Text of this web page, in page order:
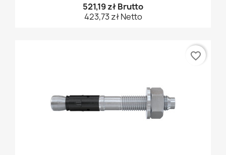
521,19 zł Brutto
423,73 zł Netto
favorite_border